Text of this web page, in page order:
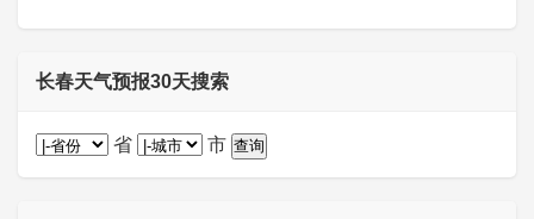
长春天气预报30天搜索
省 市